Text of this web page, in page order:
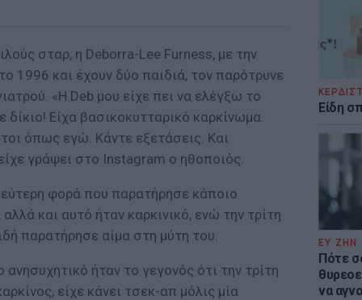
Είδη
ΕΥ ΖΗΝ
Πότε
να
σταρ, η Deborra-Lee Furness, με την
1996 και έχουν δύο παιδιά, τον παρότρυνε
«Η Deb μου είχε πει να ελέγξω το
δίκιο! Είχα βασικοκυτταρικό καρκίνωμα.
όπως εγώ. Κάντε εξετάσεις. Και
γράψει στο Instagram ο ηθοποιός.
φορά που παρατήρησε κάποιο
και αυτό ήταν καρκινικό, ενώ την τρίτη
παρατήρησε αίμα στη μύτη του.
ήταν το γεγονός ότι την τρίτη
είχε κάνει τσεκ-απ μόλις μία